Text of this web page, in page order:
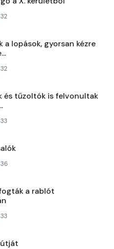
32
a lopások, gyorsan kézre
32
és tűzoltók is felvonultak
33
36
a rablót
33